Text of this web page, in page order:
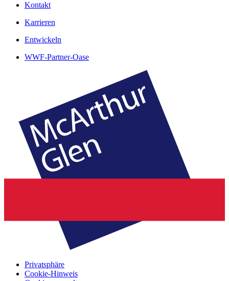
Kontakt
Karrieren
Entwickeln
WWF-Partner-Oase
Privatsphäre
Cookie-Hinweis